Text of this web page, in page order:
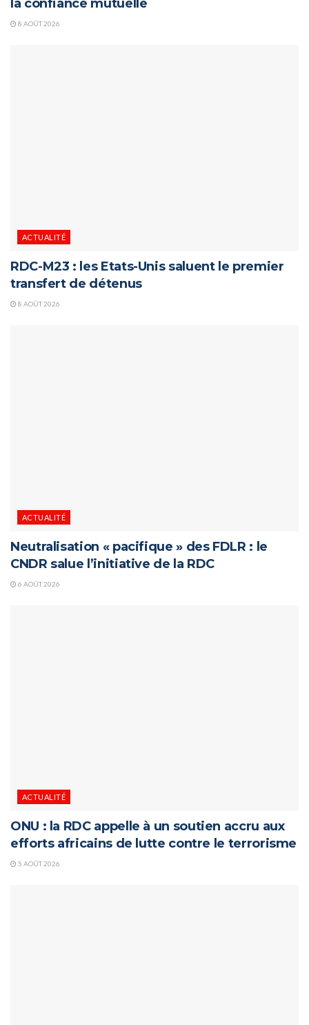
la confiance mutuelle
8 AOÛT 2026
ACTUALITÉ
RDC-M23 : les Etats-Unis saluent le premier
transfert de détenus
8 AOÛT 2026
ACTUALITÉ
Neutralisation « pacifique » des FDLR : le
CNDR salue l’initiative de la RDC
6 AOÛT 2026
ACTUALITÉ
ONU : la RDC appelle à un soutien accru aux
efforts africains de lutte contre le terrorisme
5 AOÛT 2026